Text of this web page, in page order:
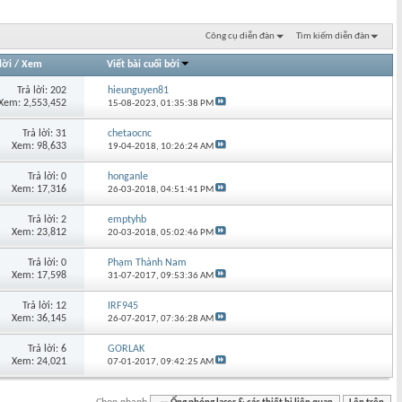
Công cụ diễn đàn Tìm kiếm diễn đàn
/ Xem Viết bài cuối bởi
Trả lời: 202
2,553,452
hieunguyen81
15-08-2023,01:35:38 PM
Trả lời: 31
Xem: 98,633
chetaocnc
19-04-2018, 10:26:24 AM
Trả lời: 0
Xem: 17,316
honganle
26-03-2018,04:51:41 PM
Trả lời: 2
Xem: 23,812
emptyhb
20-03-2018,05:02:46 PM
Trả lời: 0
Xem: 17,598
Phạm Thành Nam
31-07-2017,09:53:36 AM
Trả lời: 12
Xem: 36,145
IRF945
26-07-2017,07:36:28 AM
Trả lời: 6
Xem: 24,021
GORLAK
07-01-2017,09:42:25 AM